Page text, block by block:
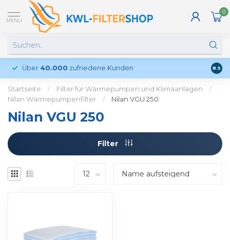
MENU
0
Über 40.000 zufriedene Kunden 8.5
Startseite / Filter für Wärmepumpen und Klimaanlagen
/
Nilan Wärmepumpenfilter
/ Nilan VGU 250
Nilan VGU 250
Filter